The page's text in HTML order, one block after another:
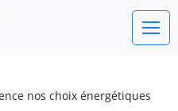
nos choix énergétiques